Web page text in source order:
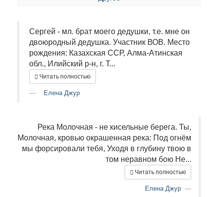
Сергей - мл. брат моего дедушки, т.е. мне он
двоюродный дедушка. Участник ВОВ. Место
рождения: Казахская ССР, Алма-Атинская
обл., Илийский р-н, г. Т...
Читать полностью
Елена Джур
Река Молочная - не кисельные берега. Ты,
Молочная, кровью окрашенная река: Под огнём
мы форсировали тебя, Уходя в глубину твою в
том неравном бою Не...
Читать полностью
Елена Джур